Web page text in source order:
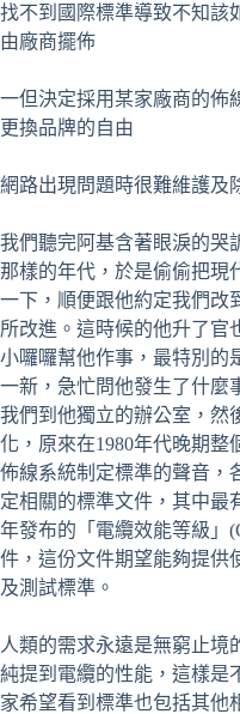
找不到國際標準導致不知該
由廠商擺佈
一但決定採用某家廠商的佈
更換品牌的自由
網路出現問題時很難維護及
我們聽完阿基含著眼淚的哭
那樣的年代，於是偷偷把現
一下，順便跟他約定我們改
所改進。這時候的他升了官
小囉囉幫他作事，最特別的
一新，急忙問他發生了什麼
我們到他獨立的辦公室，然
化，原來在1980年代晚期整
佈線系統制定標準的聲音，
定相關的標準文件，其中最
年發布的「電纜效能等級」
件，這份文件期望能夠提供
及測試標準。
人類的需求永遠是無窮止
純提到電纜的性能，這樣是
家希望看到標準也包括其他